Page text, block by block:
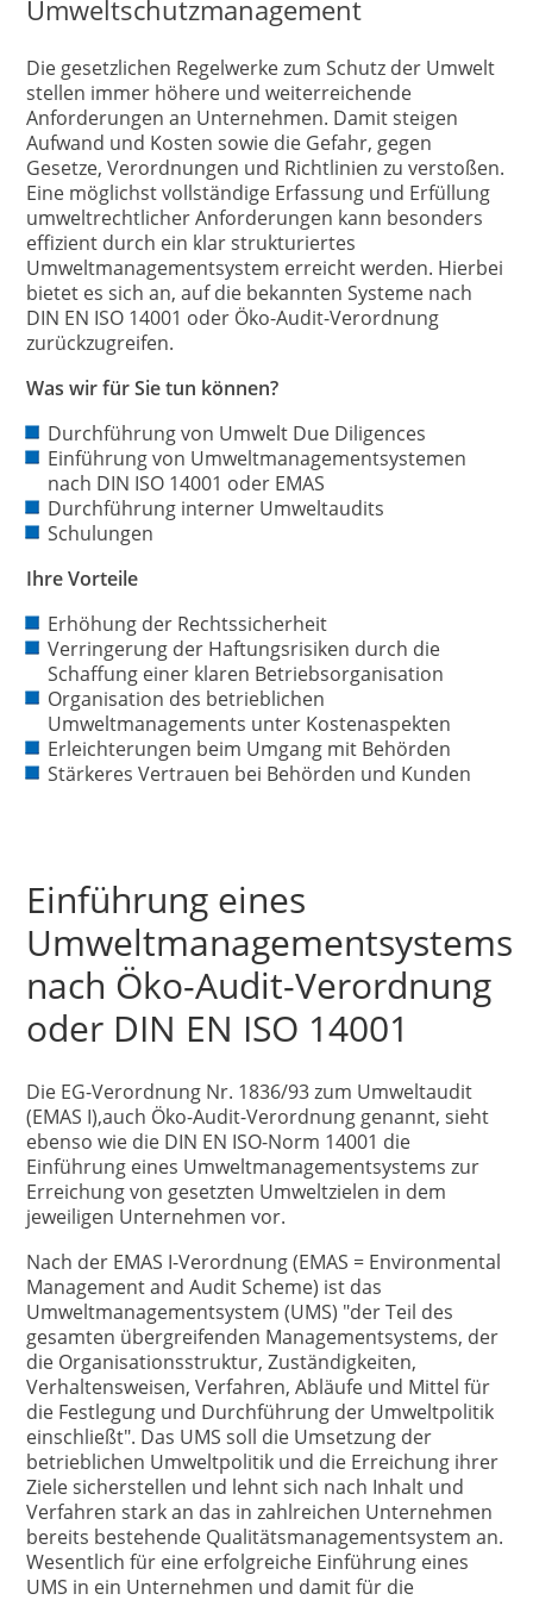
Umweltschutzmanagement
Die gesetzlichen Regelwerke zum Schutz der Umwelt
stellen immer höhere und weiterreichende
Anforderungen an Unternehmen. Damit steigen
Aufwand und Kosten sowie die Gefahr, gegen
Gesetze, Verordnungen und Richtlinien zu verstoßen.
Eine möglichst vollständige Erfassung und Erfüllung
umweltrechtlicher Anforderungen kann besonders
effizient durch ein klar strukturiertes
Umweltmanagementsystem erreicht werden. Hierbei
bietet es sich an, auf die bekannten Systeme nach
DIN EN ISO 14001 oder Öko-Audit-Verordnung
zurückzugreifen.
Was wir für Sie tun können?
Durchführung von Umwelt Due Diligences
Einführung von Umweltmanagementsystemen
nach DIN ISO 14001 oder EMAS
Durchführung interner Umweltaudits
Schulungen
Ihre Vorteile
Erhöhung der Rechtssicherheit
Verringerung der Haftungsrisiken durch die
Schaffung einer klaren Betriebsorganisation
Organisation des betrieblichen
Umweltmanagements unter Kostenaspekten
Erleichterungen beim Umgang mit Behörden
Stärkeres Vertrauen bei Behörden und Kunden
Einführung eines
Umweltmanagementsystems
nach Öko-Audit-Verordnung
oder DIN EN ISO 14001
Die EG-Verordnung Nr. 1836/93 zum Umweltaudit
(EMAS I),auch Öko-Audit-Verordnung genannt, sieht
ebenso wie die DIN EN ISO-Norm 14001 die
Einführung eines Umweltmanagementsystems zur
Erreichung von gesetzten Umweltzielen in dem
jeweiligen Unternehmen vor.
Nach der EMAS I-Verordnung (EMAS = Environmental
Management and Audit Scheme) ist das
Umweltmanagementsystem (UMS) "der Teil des
gesamten übergreifenden Managementsystems, der
die Organisationsstruktur, Zuständigkeiten,
Verhaltensweisen, Verfahren, Abläufe und Mittel für
die Festlegung und Durchführung der Umweltpolitik
einschließt". Das UMS soll die Umsetzung der
betrieblichen Umweltpolitik und die Erreichung ihrer
Ziele sicherstellen und lehnt sich nach Inhalt und
Verfahren stark an das in zahlreichen Unternehmen
bereits bestehende Qualitätsmanagementsystem an.
Wesentlich für eine erfolgreiche Einführung eines
UMS in ein Unternehmen und damit für die